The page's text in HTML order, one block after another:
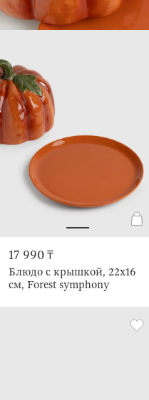
17 990 ₸
Блюдо с крышкой, 22х16
см, Forest symphony